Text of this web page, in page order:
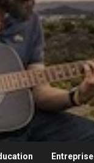
Entreprise